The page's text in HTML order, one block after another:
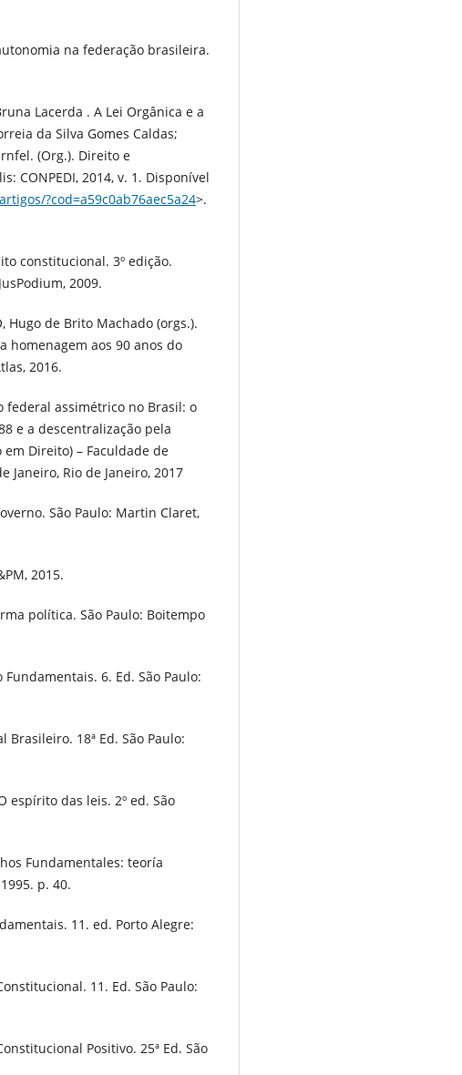
na federação brasileira.
Lacerda . A Lei Orgânica e a
da Silva Gomes Caldas;
(Org.). Direito e
CONPEDI, 2014, v. 1. Disponível
?cod=a59c0ab76aec5a24>.
constitucional. 3º edição.
2009.
Hugo de Brito Machado (orgs.).
homenagem aos 90 anos do
2016.
federal assimétrico no Brasil: o
e a descentralização pela
Direito) – Faculdade de
Janeiro, Rio de Janeiro, 2017
São Paulo: Martin Claret,
2015.
política. São Paulo: Boitempo
Fundamentais. 6. Ed. São Paulo:
Brasileiro. 18ª Ed. São Paulo:
espírito das leis. 2º ed. São
Fundamentales: teoría
p. 40.
11. ed. Porto Alegre:
11. Ed. São Paulo:
Positivo. 25ª Ed. São